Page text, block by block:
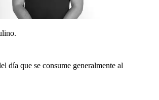
día que se consume generalmente al